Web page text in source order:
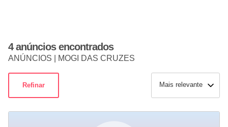
4 anúncios encontrados
ANÚNCIOS | MOGI DAS CRUZES
Refinar Mais relevante